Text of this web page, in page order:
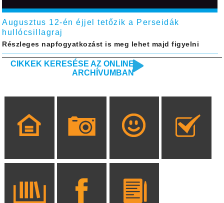
Augusztus 12-én éjjel tetőzik a Perseidák
hullócsillagraj
Részleges napfogyatkozást is meg lehet majd figyelni
CIKKEK KERESÉSE AZ ONLINE
ARCHÍVUMBAN